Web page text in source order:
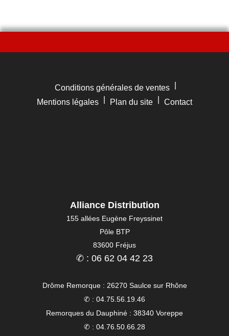
Conditions générales de ventes
Mentions légales
Plan du site Contact
Alliance Distribution
155 allées Eugène Freyssinet
Pôle BTP
83600 Fréjus
✆ : 06 62 04 42 23
Drôme Remorque : 26270 Saulce sur Rhône
✆ : 04.75.56.19.46
Remorques du Dauphiné : 38340 Voreppe
✆ : 04.76.50.66.28